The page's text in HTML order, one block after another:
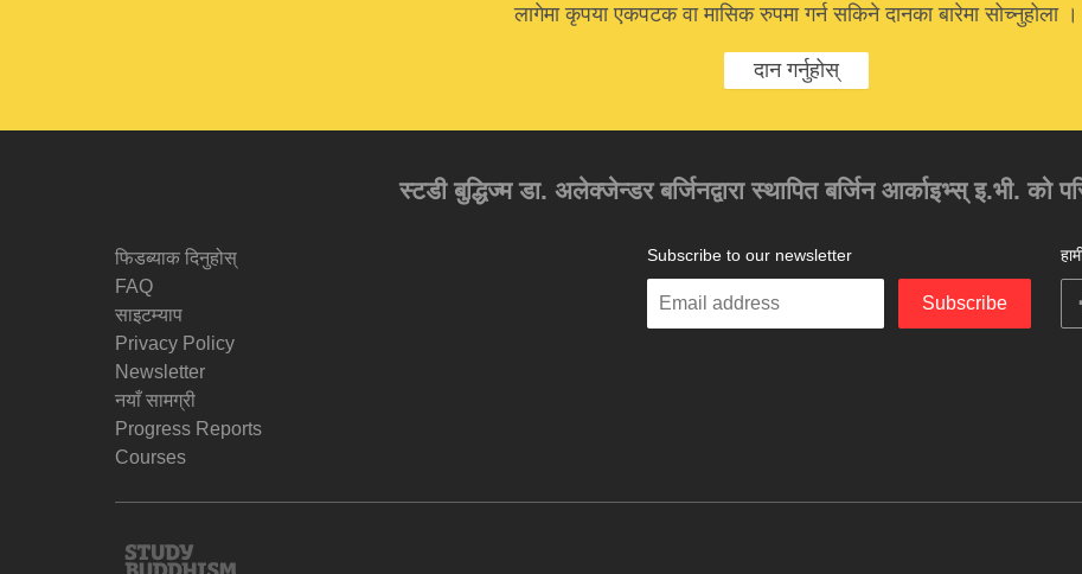
लागेमा कृपया एकपटक वा मासिक रुपमा गर्न सकिने दानका बारेमा सोच्नुहोला ।
दान गर्नुहोस्
स्टडी बुद्धिज्म डा. अलेक्जेन्डर बर्जिनद्वारा स्थापित बर्जिन आर्काइभ्स् इ.भी. को
फिडब्याक दिनुहोस्
FAQ
साइटम्याप
Privacy Policy
Newsletter
नयाँ सामग्री
Progress Reports
Courses
Subscribe to our newsletter
Enter
Subscribe
Study